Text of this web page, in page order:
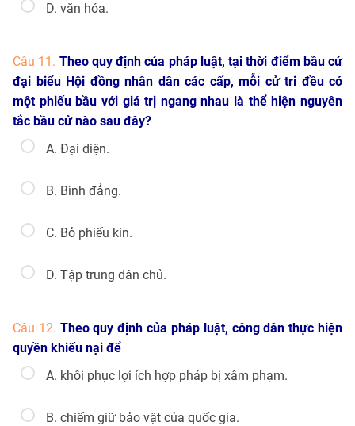
D. văn hóa.
Câu 11. Theo quy định của pháp luật, tại thời điểm bầu cử
đại biểu Hội đồng nhân dân các cấp, mỗi cử tri đều có
một phiếu bầu với giá trị ngang nhau là thể hiện nguyên
tắc bầu cử nào sau đây?
A. Đại diện.
B. Bình đẳng.
C. Bỏ phiếu kín.
D. Tập trung dân chủ.
Câu 12. Theo quy định của pháp luật, công dân thực hiện
quyền khiếu nại để
A. khôi phục lợi ích hợp pháp bị xâm phạm.
B. chiếm giữ bảo vật của quốc gia.